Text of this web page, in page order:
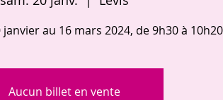
au 16 mars 2024, de 9h30 à
Aucun billet en vente